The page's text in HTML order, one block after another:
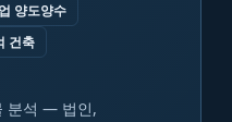
양도양수
건축
분석 — 법인,